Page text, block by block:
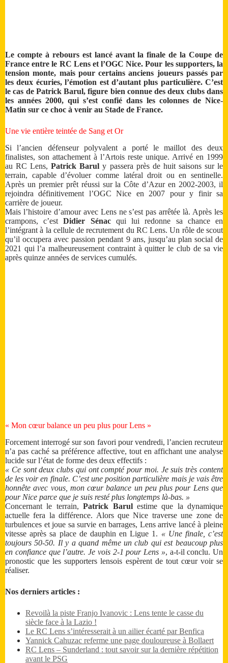
Le compte à rebours est lancé avant la finale de la Coupe de
France entre le RC Lens et l’OGC Nice. Pour les supporters, la
tension monte, mais pour certains anciens joueurs passés par
les deux écuries, l’émotion est d’autant plus particulière. C’est
le cas de Patrick Barul, figure bien connue des deux clubs dans
les années 2000, qui s’est confié dans les colonnes de Nice-
Matin sur ce choc à venir au Stade de France.
Une vie entière teintée de Sang et Or
Si l’ancien défenseur polyvalent a porté le maillot des deux
finalistes, son attachement à l’Artois reste unique. Arrivé en 1999
au RC Lens,Patrick Barul y passera près de huit saisons sur le
terrain, capable d’évoluer comme latéral droit ou en sentinelle.
Après un premier prêt réussi sur la Côte d’Azur en 2002-2003, il
rejoindra définitivement l’OGC Nice en 2007 pour y finir sa
carrière de joueur.
Mais l’histoire d’amour avec Lens ne s’est pas arrêtée là. Après les
crampons, c’estDidier Sénacqui lui redonne sa chance en
l’intégrant à la cellule de recrutement du RC Lens. Un rôle de scout
qu’il occupera avec passion pendant 9 ans, jusqu’au plan social de
2021 qui l’a malheureusement contraint à quitter le club de sa vie
après quinze années de services cumulés.
« Mon cœur balance un peu plus pour Lens »
Forcement interrogé sur son favori pour vendredi, l’ancien recruteur
n’a pas caché sa préférence affective, tout en affichant une analyse
lucide sur l’état de forme des deux effectifs :
« Ce sont deux clubs qui ont compté pour moi. Je suis très content
de les voir en finale. C’est une position particulière mais je vais être
honnête avec vous, mon cœur balance un peu plus pour Lens que
pour Nice parce que je suis resté plus longtemps là-bas. »
Concernant le terrain,Patrick Barulestime que la dynamique
actuelle fera la différence. Alors que Nice traverse une zone de
turbulences et joue sa survie en barrages, Lens arrive lancé à pleine
vitesse après sa place de dauphin en Ligue 1. « Une finale, c’est
toujours 50-50. Il y a quand même un club qui est beaucoup plus
en confiance que l’autre. Je vois 2-1 pour Lens », a-t-il conclu. Un
pronostic que les supporters lensois espèrent de tout cœur voir se
réaliser.
Nos derniers articles :
Revoilà la piste Franjo Ivanovic : Lens tente le casse du
siècle face à la Lazio !
Le RC Lens s’intéresserait à un ailier écarté par Benfica
Yannick Cahuzac referme une page douloureuse à Bollaert
RC Lens – Sunderland : tout savoir sur la dernière répétition
avant le PSG